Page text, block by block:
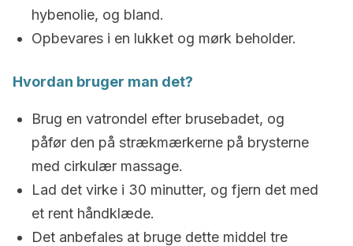
hybenolie, og bland.
Opbevares i en lukket og mørk beholder.
Hvordan bruger man det?
Brug en vatrondel efter brusebadet, og
påfør den på strækmærkerne på brysterne
med cirkulær massage.
Lad det virke i 30 minutter, og fjern det med
et rent håndklæde.
Det anbefales at bruge dette middel tre